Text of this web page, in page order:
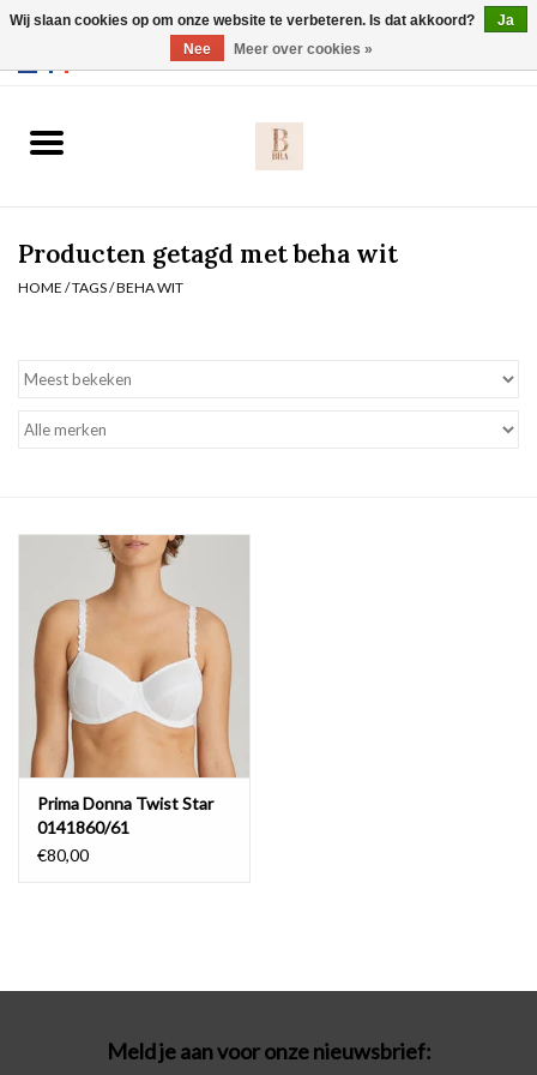
Slip
Nachtmode
Lingerie-accessoires
Cadeaubonnen
Producten getagd met beha wit
HOME /TAGS/BEHA WIT
Prima Donna Twist Star
0141860/61
€80,00
Meld je aan voor onze nieuwsbrief:
Wij slaan cookies op om onze website te verbeteren. Is dat akkoord?
Ja
Nee
Meer over cookies »
Webshop werkt met EU maten. .